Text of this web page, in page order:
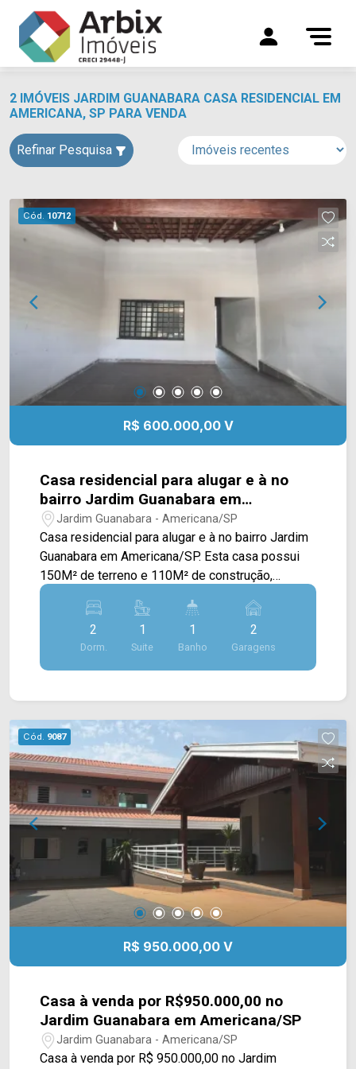
2 IMÓVEIS JARDIM GUANABARA CASA RESIDENCIAL EM
AMERICANA, SP PARA VENDA
Refinar Pesquisa
Cód. 10712
R$ 600.000,00 V
Casa residencial para alugar e à no
bairro Jardim Guanabara em
Americana/SP.
Jardim Guanabara - Americana/SP
Casa residencial para alugar e à no bairro Jardim
Guanabara em Americana/SP. Esta casa possui
150M² de terreno e 110M² de construção,
oferecendo ampla sala de estar e de jantar
integradas, cozinha com armários e área de
serviço externa. > 02 quartos, sendo 01 suíte
com armário; > 01 banheiros social com armário. >
02 vagas de garagem. Não aceita financiamento.
farmácia e comercio em geral. Entre em contato
com a equipe da Arbix Imóveis e agende a sua
visita!! WhatsApp e Telefone: (19) 3475-4546
ARBIX IMÓVEIS - Presente em cada mudança!
2
Dorm.
1
Suite
1
Banho
2
Garagens
Cód. 9087
R$ 950.000,00 V
Casa à venda por R$950.000,00 no
Jardim Guanabara em Americana/SP
Jardim Guanabara - Americana/SP
Casa à venda por R$ 950.000,00 no Jardim